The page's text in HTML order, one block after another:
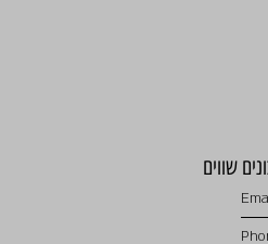
שווים